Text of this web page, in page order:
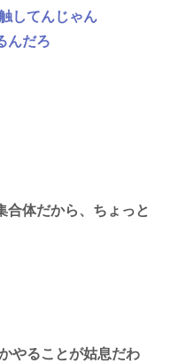
してんじゃん
んだろ
合体だから、ちょっと
やることが姑息だわ